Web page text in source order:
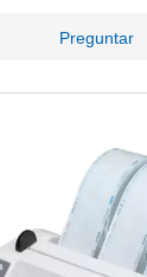
para
Preguntar